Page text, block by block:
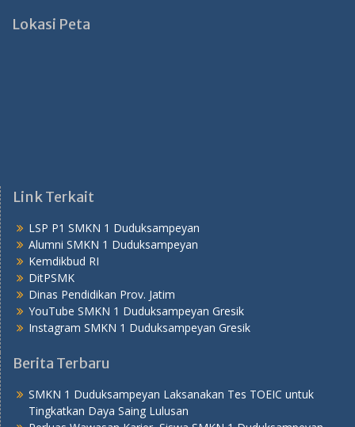
Lokasi Peta
Link Terkait
LSP P1 SMKN 1 Duduksampeyan
Alumni SMKN 1 Duduksampeyan
Kemdikbud RI
DitPSMK
Dinas Pendidikan Prov. Jatim
YouTube SMKN 1 Duduksampeyan Gresik
Instagram SMKN 1 Duduksampeyan Gresik
Berita Terbaru
SMKN 1 Duduksampeyan Laksanakan Tes TOEIC untuk
Tingkatkan Daya Saing Lulusan